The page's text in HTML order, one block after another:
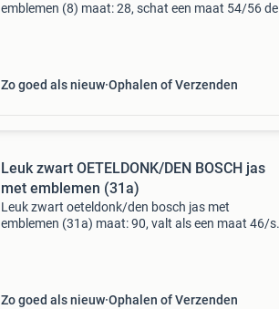
emblemen (8) maat: 28, schat een maat 54/56 de
Zo goed als nieuw Ophalen of Verzenden
Leuk zwart OETELDONK/DEN BOSCH jas
met emblemen (31a)
Leuk zwart oeteldonk/den bosch jas met
emblemen (31a) maat: 90, valt als een maat 46/s
Zo goed als nieuw Ophalen of Verzenden